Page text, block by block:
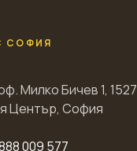
СОФИЯ
Милко Бичев 1, 1527
Център, София
009 577